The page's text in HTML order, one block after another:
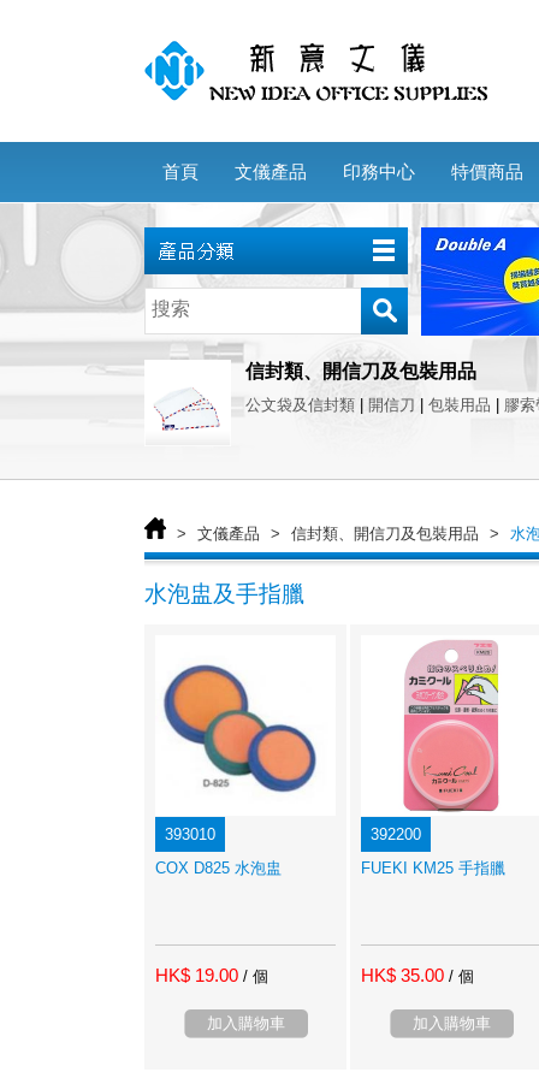
首頁 文儀產品 印務中心 特價商品
信封類、開信刀及包裝用品
公文袋及信封類 開信刀 包裝用品 膠索
> 文儀產品 > 信封類、開信刀及包裝用品 > 水
水泡盅及手指臘
393010
COX D825 水泡盅
HK$ 19.00 / 個
加入購物車
392200
FUEKI KM25 手指臘
HK$ 35.00 / 個
加入購物車